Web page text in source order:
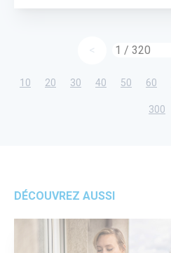
<
10 20 30 40 50 60
300
DÉCOUVREZ AUSSI